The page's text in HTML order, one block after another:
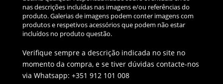
nas descrições incluídas nas imagens e/ou referências do
produto. Galerias de imagens podem conter imagens com
produtos e respetivos acessórios que podem não estar
incluídos no produto questão.
Verifique sempre a descrição indicada no site no
momento da compra, e se tiver dúvidas contacte-nos
via Whatsapp: +351 912 101 008